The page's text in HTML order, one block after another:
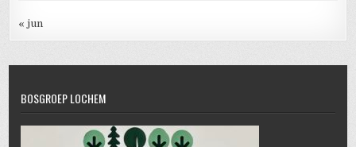
« jun
BOSGROEP LOCHEM